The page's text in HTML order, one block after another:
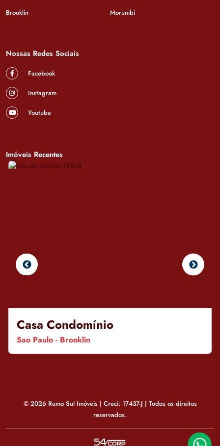
Brooklin
Morumbi
Nossas Redes Sociais
Facebook
Instagram
Youtube
Imóveis Recentes
Casa Condomínio
Sao Paulo - Brooklin
© 2026 Rumo Sul Imóveis | Creci: 17437-J | Todos os direitos
reservados.